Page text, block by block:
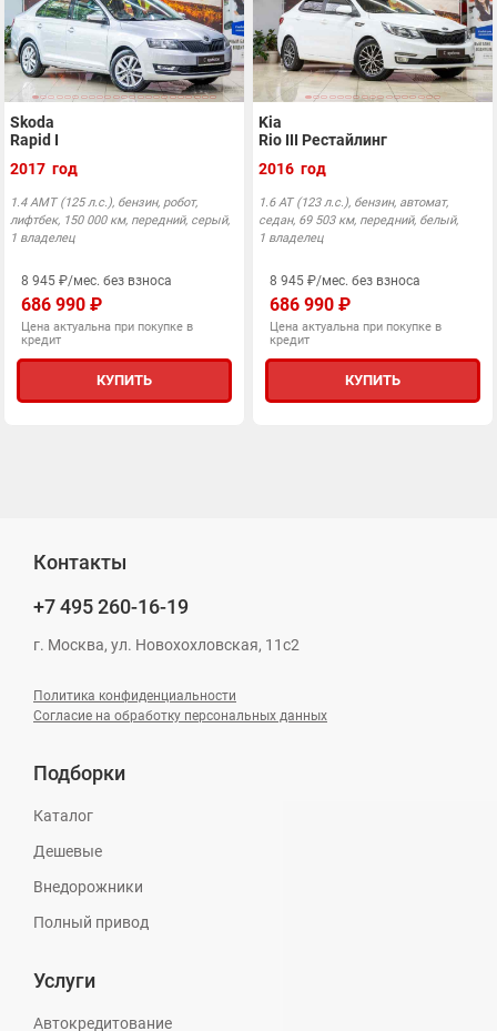
Skoda
Rapid I
2017 год
1.4 AMT (125 л.с.), бензин, робот,
лифтбек, 150 000 км, передний, серый,
1 владелец
8 945 ₽/мес. без взноса
686 990 ₽
Цена актуальна при покупке в
кредит
КУПИТЬ
Kia
Rio III Рестайлинг
2016 год
1.6 АТ (123 л.с.), бензин, автомат,
седан, 69 503 км, передний, белый,
1 владелец
8 945 ₽/мес. без взноса
686 990 ₽
Цена актуальна при покупке в
кредит
КУПИТЬ
Контакты
+7 495260-16-19
г. Москва, ул. Новохохловская, 11с2
Политика конфиденциальности
Согласие на обработку персональных данных
Подборки
Каталог
Дешевые
Внедорожники
Полный привод
Услуги
Автокредитование